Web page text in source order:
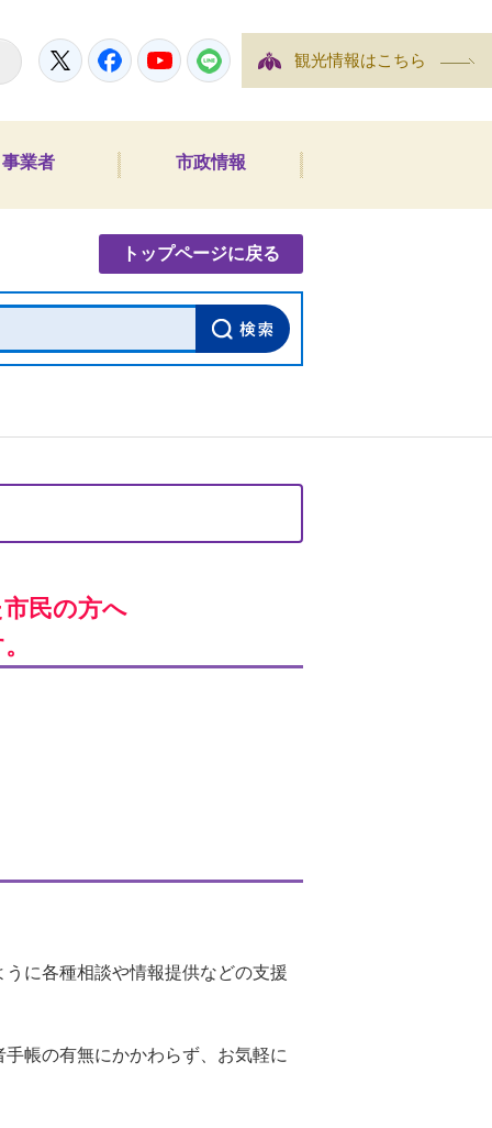
TwitterFacebookYouTubeLINE 観光情報はこちら
事業者 市政情報
トップページに戻る
民の方へ
に各種相談や情報提供などの支援
帳の有無にかかわらず、お気軽に